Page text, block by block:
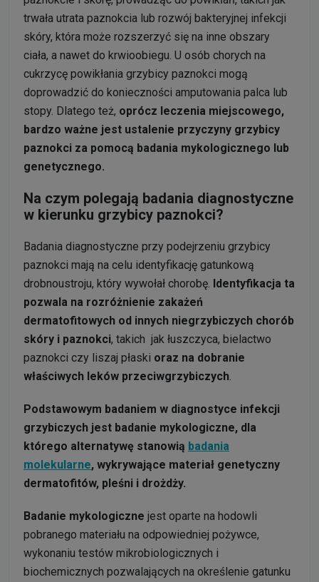
trwała utrata paznokcia lub rozwój bakteryjnej infekcji
skóry, która może rozszerzyć się na inne obszary
ciała, a nawet do krwioobiegu. U osób chorych na
cukrzycę powikłania grzybicy paznokci mogą
doprowadzić do konieczności amputowania palca lub
stopy. Dlatego też, oprócz leczenia miejscowego,
bardzo ważne jest ustalenie przyczyny grzybicy
paznokci za pomocą badania mykologicznego lub
genetycznego.
Na czym polegają badania diagnostyczne
w kierunku grzybicy paznokci?
Badania diagnostyczne przy podejrzeniu grzybicy
paznokci mają na celu identyfikację gatunkową
drobnoustroju, który wywołał chorobę. Identyfikacja ta
pozwala na rozróżnienie zakażeń
dermatofitowych od innych niegrzybiczych chorób
skóry i paznokci, takich jak łuszczyca, bielactwo
paznokci czy liszaj płaski oraz na dobranie
właściwych leków przeciwgrzybiczych
Podstawowym badaniem w diagnostyce infekcji
grzybiczych jest badanie mykologiczne, dla
którego alternatywę stanowią badania
molekularne, wykrywające materiał genetyczny
dermatofitów, pleśni i drożdży.
Badanie mykologiczne jest oparte na hodowli
pobranego materiału na odpowiedniej pożywce,
wykonaniu testów mikrobiologicznych i
biochemicznych pozwalających na określenie gatunku